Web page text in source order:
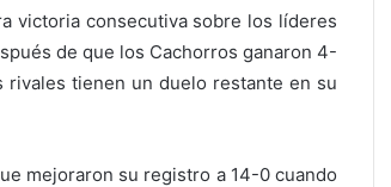
victoria consecutiva sobre los líderes
de que los Cachorros ganaron 4-
tienen un duelo restante en su
mejoraron su registro a 14-0 cuando